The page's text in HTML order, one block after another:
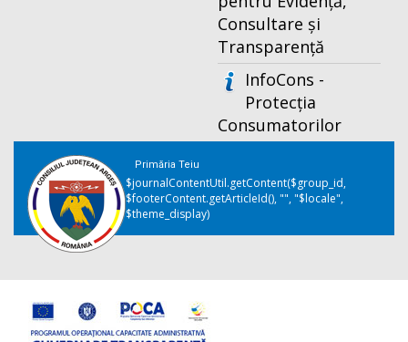
Consultare și
Transparență
InfoCons -
Protecția
Consumatorilor
Primăria Teiu
$journalContentUtil.getContent($group_id,
$footerContent.getArticleId(), "", "$locale",
$theme_display)